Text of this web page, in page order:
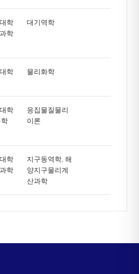
학
학
대기역학
학
물리화학
학
응집물질물리
이론
학
학
지구동역학, 해
양지구물리계
산과학